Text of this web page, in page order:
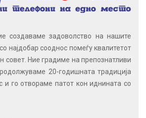
создаваме задоволство на нашите
најдобар сооднос помеѓу квалитетот
совет. Ние градиме на препознатливи
20-годишната традиција
и го отвораме патот кон иднината со